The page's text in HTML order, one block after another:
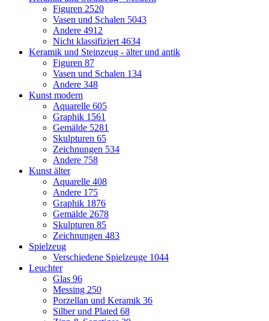
Figuren 2520
Vasen und Schalen 5043
Andere 4912
Nicht klassifiziert 4634
Keramik und Steinzeug - älter und antik
Figuren 87
Vasen und Schalen 134
Andere 348
Kunst modern
Aquarelle 605
Graphik 1561
Gemälde 5281
Skulpturen 65
Zeichnungen 534
Andere 758
Kunst älter
Aquarelle 408
Andere 175
Graphik 1876
Gemälde 2678
Skulpturen 85
Zeichnungen 483
Spielzeug
Verschiedene Spielzeuge 1044
Leuchter
Glas 96
Messing 250
Porzellan und Keramik 36
Silber und Plated 68